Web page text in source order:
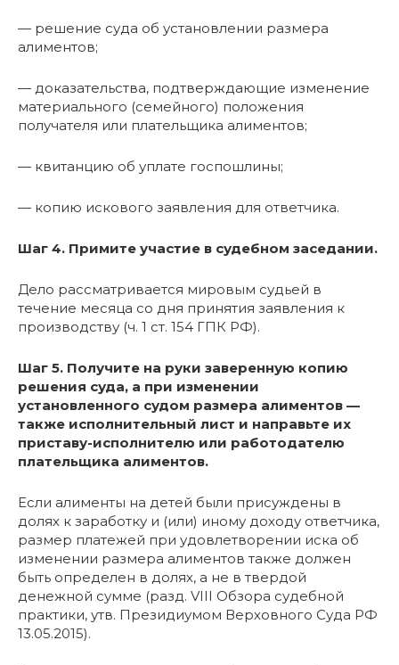
— решение суда об установлении размера
алиментов;
— доказательства, подтверждающие изменение
материального (семейного) положения
получателя или плательщика алиментов;
— квитанцию об уплате госпошлины;
— копию искового заявления для ответчика.
Шаг 4. Примите участие в судебном заседании.
Дело рассматривается мировым судьей в
течение месяца со дня принятия заявления к
производству (ч. 1 ст. 154 ГПК РФ).
Шаг 5. Получите на руки заверенную копию
решения суда, а при изменении
установленного судом размера алиментов —
также исполнительный лист и направьте их
приставу-исполнителю или работодателю
плательщика алиментов.
Если алименты на детей были присуждены в
долях к заработку и (или) иному доходу ответчика,
размер платежей при удовлетворении иска об
изменении размера алиментов также должен
быть определен в долях, а не в твердой
денежной сумме (разд. VIII Обзора судебной
практики, утв. Президиумом Верховного Суда РФ
13.05.2015).